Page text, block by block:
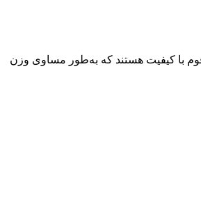
با کیفیت هستند که به‌طور مساوی وزن